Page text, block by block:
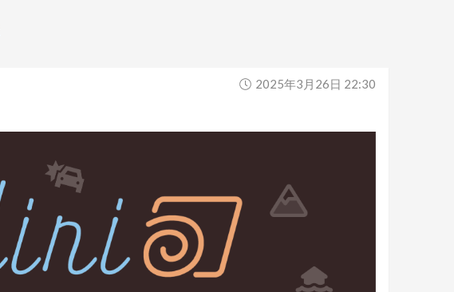
2025年3月26日 22:30